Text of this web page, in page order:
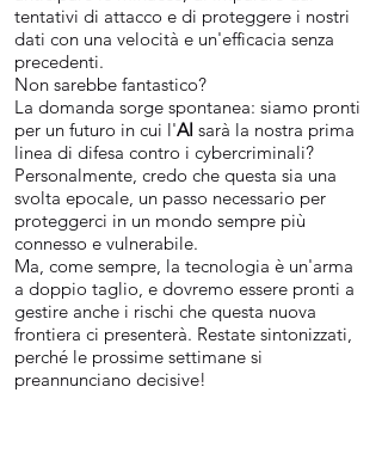
tentativi di attacco e di proteggere i nostri
dati con una velocità e un'efficacia senza
precedenti.
Non sarebbe fantastico?
La domanda sorge spontanea: siamo pronti
per un futuro in cui l'AI sarà la nostra prima
linea di difesa contro i cybercriminali?
Personalmente, credo che questa sia una
svolta epocale, un passo necessario per
proteggerci in un mondo sempre più
connesso e vulnerabile.
Ma, come sempre, la tecnologia è un'arma
a doppio taglio, e dovremo essere pronti a
gestire anche i rischi che questa nuova
frontiera ci presenterà. Restate sintonizzati,
perché le prossime settimane si
preannunciano decisive!